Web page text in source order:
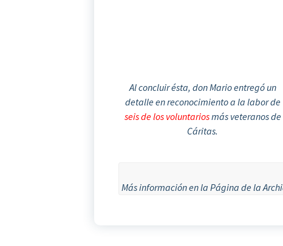
Al concluir ésta, don Mario entregó un
detalle en reconocimiento a la labor de
seis de los voluntariosmás veteranos de
Cáritas.
Más información en la Página de la